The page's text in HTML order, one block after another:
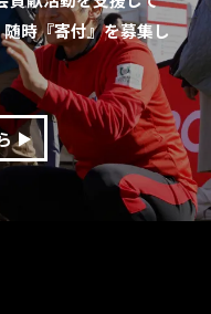
時『寄付』を募集し